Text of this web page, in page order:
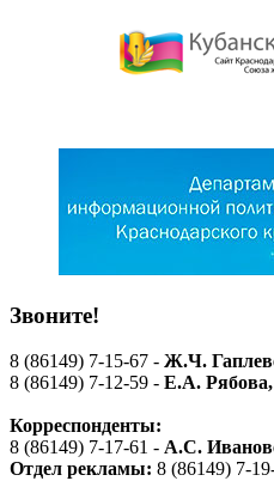
Звоните!
8 (86149) 7-15-67 - Ж.Ч.
8 (86149) 7-12-59 - Е.А. Рябова
Корреспонденты:
8 (86149) 7-17-61 - А.С.
Отдел рекламы: 8 (86149) 7-